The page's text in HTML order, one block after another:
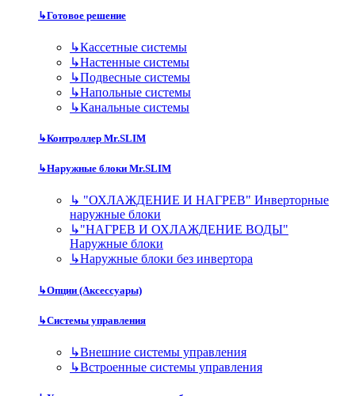
↳Готовое решение
↳Кассетные системы
↳Настенные системы
↳Подвесные системы
↳Напольные системы
↳Канальные системы
↳Контроллер Mr.SLIM
↳Наружные блоки Mr.SLIM
↳ "ОХЛАЖДЕНИЕ И НАГРЕВ" Инверторные
наружные блоки
↳"НАГРЕВ И ОХЛАЖДЕНИЕ ВОДЫ"
Наружные блоки
↳Наружные блоки без инвертора
↳Опции (Аксессуары)
↳Системы управления
↳Внешние системы управления
↳Встроенные системы управления